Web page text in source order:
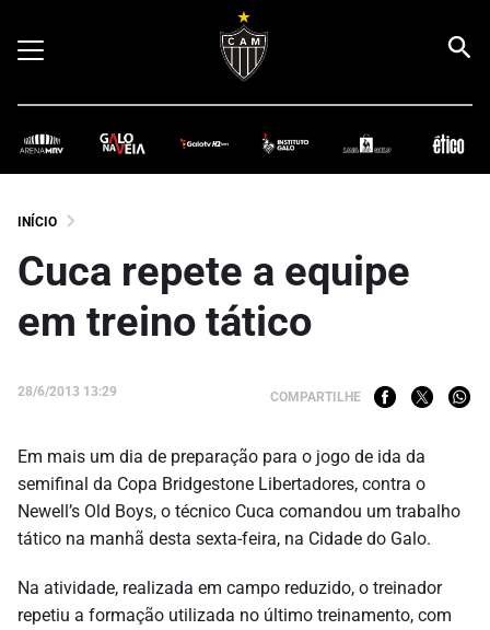
INÍCIO
Cuca repete a equipe
em treino tático
28/6/2013 13:29 COMPARTILHE
Em mais um dia de preparação para o jogo de ida da
semifinal da Copa Bridgestone Libertadores, contra o
Newell’s Old Boys, o técnico Cuca comandou um trabalho
tático na manhã desta sexta-feira, na Cidade do Galo.
Na atividade, realizada em campo reduzido, o treinador
repetiu a formação utilizada no último treinamento, com